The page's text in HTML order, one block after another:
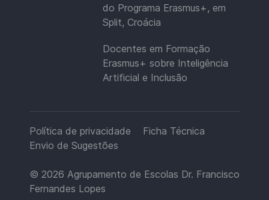
do Programa Erasmus+, em
Split, Croácia
Docentes em Formação
Erasmus+ sobre Inteligência
Artificial e Inclusão
Política de privacidade
Ficha Técnica
Envio de Sugestões
© 2026 Agrupamento de Escolas Dr. Francisco
Fernandes Lopes